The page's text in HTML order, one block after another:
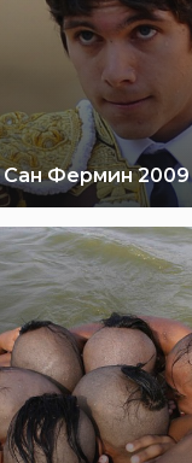
Фермин 2009